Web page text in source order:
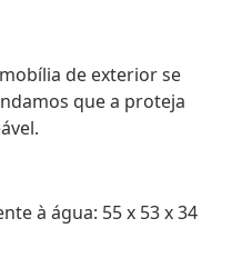
de exterior se
que a proteja
à água: 55 x 53 x 34